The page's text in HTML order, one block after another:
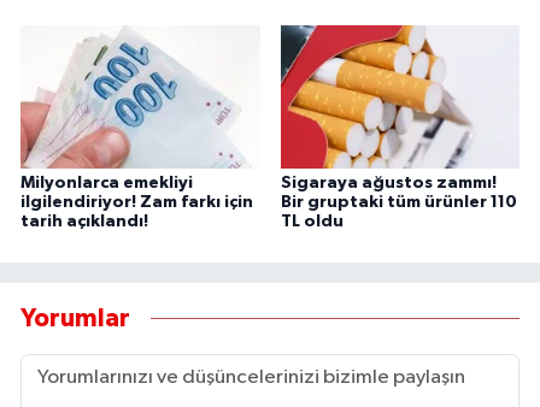
Milyonlarca emekliyi
ilgilendiriyor! Zam farkı için
tarih açıklandı!
Sigaraya ağustos zammı!
Bir gruptaki tüm ürünler 110
TL oldu
Yorumlar